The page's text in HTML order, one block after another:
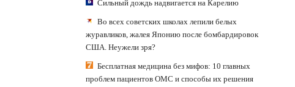
Сильный дождь надвигается на Карелию
Во всех советских школах лепили белых
журавликов, жалея Японию после бомбардировок
США. Неужели зря?
Бесплатная медицина без мифов: 10 главных
проблем пациентов ОМС и способы их решения